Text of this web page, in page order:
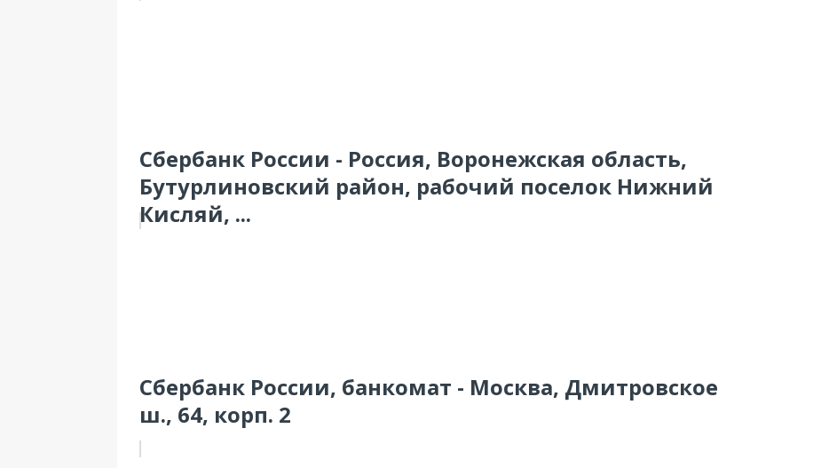
Сбербанк России - Россия, Воронежская область,
Бутурлиновский район, рабочий поселок Нижний
Кисляй, ...
Сбербанк России, банкомат - Москва, Дмитровское
ш., 64, корп. 2